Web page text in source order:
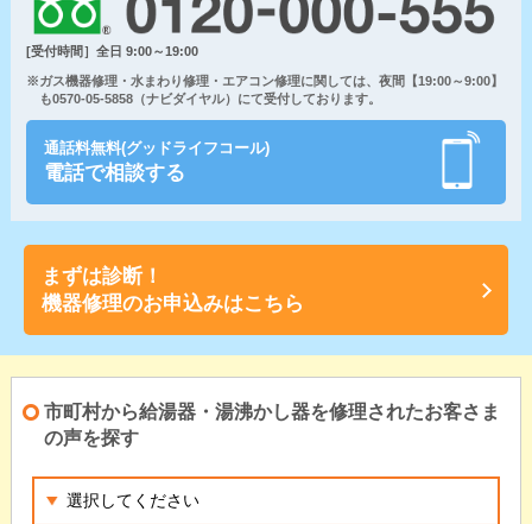
[受付時間］全日 9:00～19:00
※ガス機器修理・水まわり修理・エアコン修理に関しては、夜間【19:00～9:00】
も0570-05-5858（ナビダイヤル）にて受付しております。
通話料無料(グッドライフコール)
電話で相談する
まずは診断！
機器修理のお申込みはこちら
市町村から給湯器・湯沸かし器を修理されたお客さま
の声を探す